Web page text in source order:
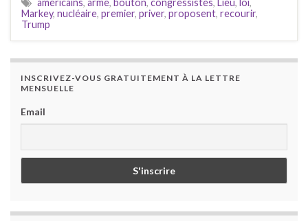
Markey, nucléaire, premier, priver, proposent, recourir,
Trump
INSCRIVEZ-VOUS GRATUITEMENT À LA LETTRE
MENSUELLE
Email